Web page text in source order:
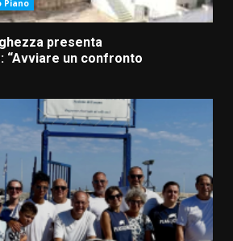
Piano
presenta
“Avviare un confronto